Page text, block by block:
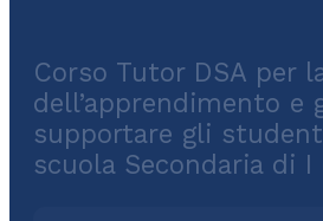
Corso Tutor DSA per
dell’apprendimento
supportare gli
scuola Secondaria di I